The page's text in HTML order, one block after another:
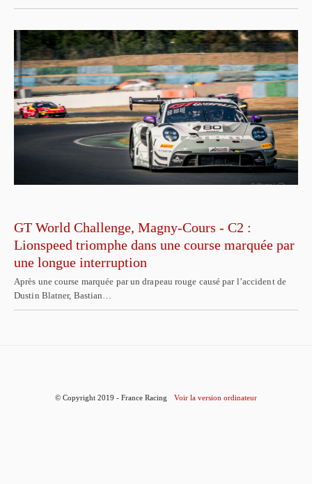
GT World Challenge, Magny-Cours - C2 :
Lionspeed triomphe dans une course marquée par
une longue interruption
Après une course marquée par un drapeau rouge causé par l’accident de
Dustin Blatner, Bastian…
© Copyright 2019 - France Racing Voir la version ordinateur